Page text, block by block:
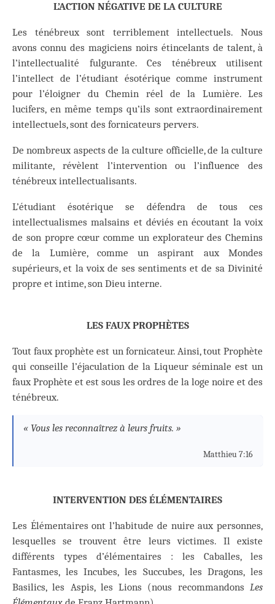
L’ACTION NÉGATIVE DE LA CULTURE
Les ténébreux sont terriblement intellectuels. Nous
avons connu des magiciens noirs étincelants de talent, à
l’intellectualité fulgurante. Ces ténébreux utilisent
l’intellect de l’étudiant ésotérique comme instrument
pour l’éloigner du Chemin réel de la Lumière. Les
lucifers, en même temps qu’ils sont extraordinairement
intellectuels, sont des fornicateurs pervers.
De nombreux aspects de la culture officielle, de la culture
militante, révèlent l’intervention ou l’influence des
ténébreux intellectualisants.
L’étudiant ésotérique se défendra de tous ces
intellectualismes malsains et déviés en écoutant la voix
de son propre cœur comme un explorateur des Chemins
de la Lumière, comme un aspirant aux Mondes
supérieurs, et la voix de ses sentiments et de sa Divinité
propre et intime, son Dieu interne.
LES FAUX PROPHÈTES
Tout faux prophète est un fornicateur. Ainsi, tout Prophète
qui conseille l’éjaculation de la Liqueur séminale est un
faux Prophète et est sous les ordres de la loge noire et des
ténébreux.
« Vous les reconnaîtrez à leurs fruits. »
Matthieu 7:16
INTERVENTION DES ÉLÉMENTAIRES
Les Élémentaires ont l’habitude de nuire aux personnes,
lesquelles se trouvent être leurs victimes. Il existe
différents types d’élémentaires : les Caballes, les
Fantasmes, les Incubes, les Succubes, les Dragons, les
Basilics, les Aspis, les Lions (nous recommandons Les